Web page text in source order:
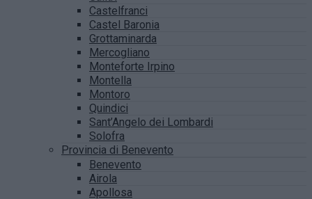
Castelfranci
Castel Baronia
Grottaminarda
Mercogliano
Monteforte Irpino
Montella
Montoro
Quindici
Sant’Angelo dei Lombardi
Solofra
Provincia di Benevento
Benevento
Airola
Apollosa